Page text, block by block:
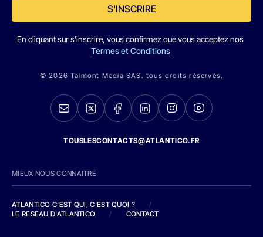
S'INSCRIRE
En cliquant sur s'inscrire, vous confirmez que vous acceptez nos
Termes et Conditions
© 2026 Talmont Media SAS. tous droits réservés.
TOUSLESCONTACTS@ATLANTICO.FR
MIEUX NOUS CONNAITRE
ATLANTICO C'EST QUI, C'EST QUOI ?
/
LE RESEAU D'ATLANTICO
/ CONTACT